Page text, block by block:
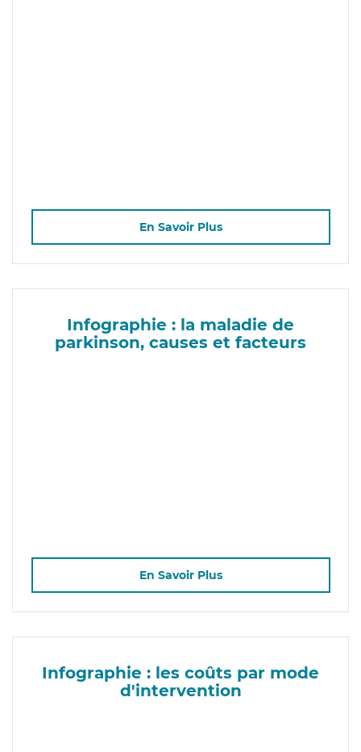
En Savoir Plus
Infographie : la maladie de
parkinson, causes et facteurs
En Savoir Plus
Infographie : les coûts par mode
d'intervention